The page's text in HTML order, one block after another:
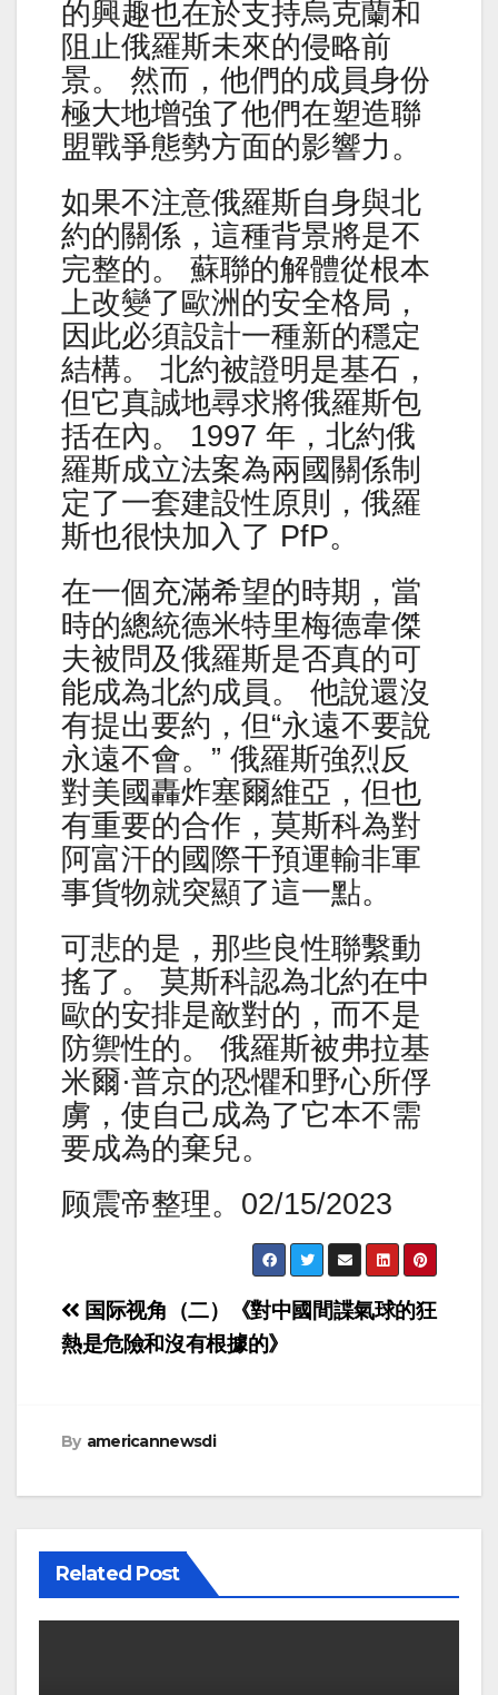
的興趣也在於支持烏克蘭和
阻止俄羅斯未來的侵略前
景。 然而，他們的成員身份
極大地增強了他們在塑造聯
盟戰爭態勢方面的影響力。
如果不注意俄羅斯自身與北
約的關係，這種背景將是不
完整的。 蘇聯的解體從根本
上改變了歐洲的安全格局，
因此必須設計一種新的穩定
結構。 北約被證明是基石，
但它真誠地尋求將俄羅斯包
括在內。 1997 年，北約俄
羅斯成立法案為兩國關係制
定了一套建設性原則，俄羅
斯也很快加入了 PfP。
在一個充滿希望的時期，當
時的總統德米特里梅德韋傑
夫被問及俄羅斯是否真的可
能成為北約成員。 他說還沒
有提出要約，但“永遠不要說
永遠不會。” 俄羅斯強烈反
對美國轟炸塞爾維亞，但也
有重要的合作，莫斯科為對
阿富汗的國際干預運輸非軍
事貨物就突顯了這一點。
可悲的是，那些良性聯繫動
搖了。 莫斯科認為北約在中
歐的安排是敵對的，而不是
防禦性的。 俄羅斯被弗拉基
米爾·普京的恐懼和野心所俘
虜，使自己成為了它本不需
要成為的棄兒。
顾震帝整理。02/15/2023
Post
navigation
国际视角（二）《對中國間諜氣球的狂
熱是危險和沒有根據的》
By americannewsdi
Related Post